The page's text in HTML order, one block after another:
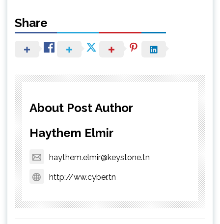
Share
About Post Author
Haythem Elmir
haythem.elmir@keystone.tn
http://ww.cyber.tn